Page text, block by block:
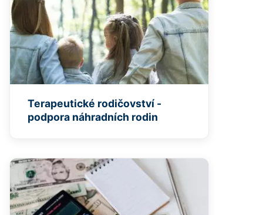
Terapeutické rodičovství -
podpora náhradních rodin